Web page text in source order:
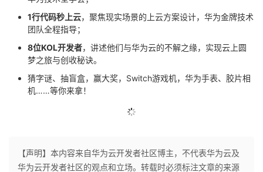
1行代码秒上云，聚焦现实场景的上云方案设计，华为金牌技术
团队全程指导；
8位KOL开发者，讲述他们与华为云的不解之缘，实现云上圆
梦之旅与创收秘诀。
猜字谜、抽盲盒，赢大奖，Switch游戏机，华为手表、胶片相
机……等你来拿！
【声明】本内容来自华为云开发者社区博主，不代表华为云及
华为云开发者社区的观点和立场。转载时必须标注文章的来源